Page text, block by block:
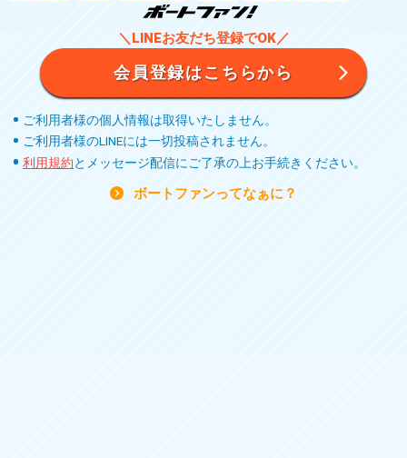
＼LINEお友だち登録でOK／
会員登録はこちらから
ご利用者様の個人情報は取得いたしません。
ご利用者様のLINEには一切投稿されません。
利用規約とメッセージ配信にご了承の上お手続きください。
ボートファンってなぁに？